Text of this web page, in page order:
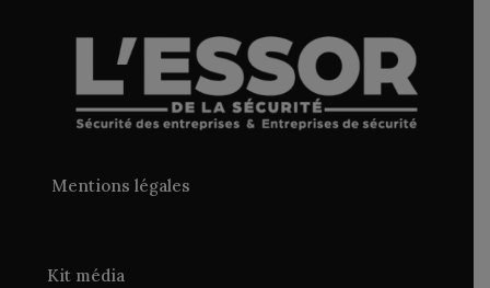
Mentions légales
Kit média